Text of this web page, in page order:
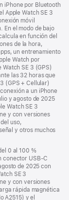
iPhone por Bluetooth
Apple Watch SE 3
móvil
En el modo de bajo
en función del
de la hora,
un entrenamiento
Watch por
SE 3 (GPS)
las 32 horas que
(GPS + Cellular)
a un iPhone
y agosto de 2025
Watch SE 3
y con versiones
uso,
y otros muchos
0 al 100 %
conector USB‑C
de 2025 con
SE 3
y con versiones
rápida magnética
A2515) y el